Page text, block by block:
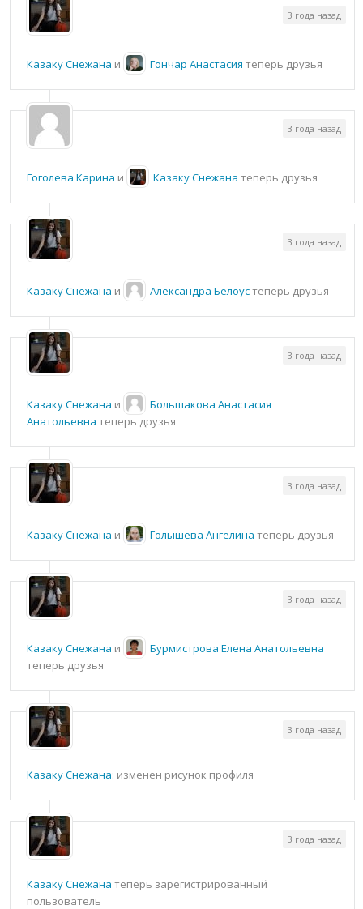
Казаку Снежана и Гончар Анастасия теперь друзья
3 года назад
Гоголева Карина и Казаку Снежана теперь друзья
3 года назад
Казаку Снежана и Александра Белоустеперь друзья
3 года назад
Казаку Снежана и
Большакова Анастасия
Анатольевна теперь друзья
3 года назад
Казаку Снежана и Голышева Ангелина теперь друзья
3 года назад
Казаку Снежана и
Бурмистрова Елена Анатольевна
теперь друзья
3 года назад
Казаку Снежана: изменен рисунок профиля
3 года назад
Казаку Снежана теперь зарегистрированный
пользователь
3 года назад